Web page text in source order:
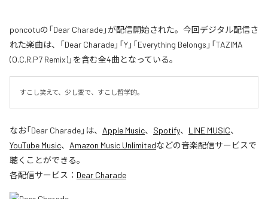
poncotuの「Dear Charade」が配信開始された。今回デジタル配信さ
れた楽曲は、「Dear Charade」「Y」「Everything Belongs」「TAZIMA
(O.C.R.P7 Remix)」を含む全4曲となっている。
すこし笑えて、少し変で、すこし哲学的。
なお「Dear Charade」は、 Apple Music、 Spotify、 LINE MUSIC、
YouTube Music、 Amazon Music Unlimitedなどの音楽配信サービスで
聴くことができる。
各配信サービス： Dear Charade